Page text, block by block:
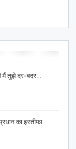
मैं तुझे दर-बदर…
का इस्तीफा